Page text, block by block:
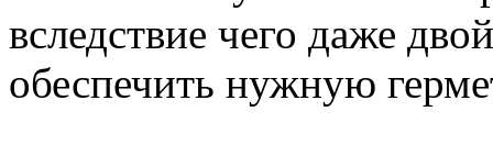
вследствие чего даже
обеспечить нужную